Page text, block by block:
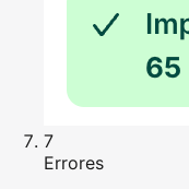
7
Errores